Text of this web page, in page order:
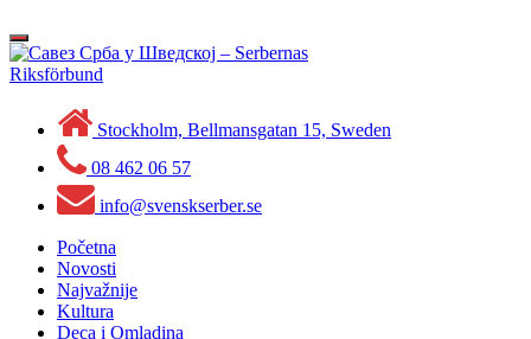
to
content
Toggle
navigation
Stockholm, Bellmansgatan 15, Sweden
08 462 06 57
info@svenskserber.se
Početna
Novosti
Najvažnije
Kultura
Deca i Omladina